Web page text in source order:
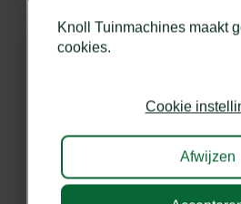
Knoll Tuinmachines maakt
cookies.
Cookie
Afwijzen